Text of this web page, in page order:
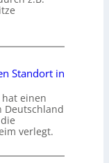
Standort in
hat einen
Deutschland
verlegt.